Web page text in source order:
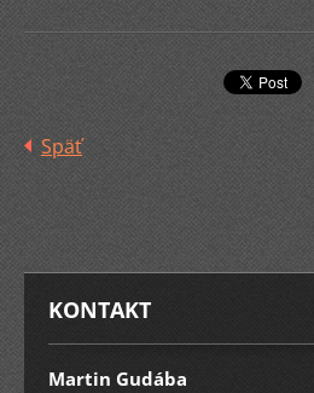
Späť
KONTAKT
Martin Gudába